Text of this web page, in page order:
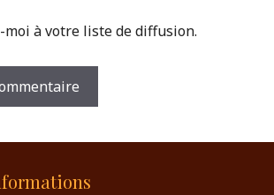
à votre liste de diffusion.